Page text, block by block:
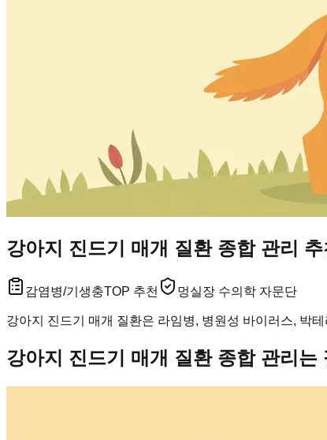
강아지 진드기 매개 질환 종합 관리
감염병/기생충TOP 추천 멍실장 수의학 자문단
강아지 진드기 매개 질환은 라임병, 병원성 바이러스, 박
강아지 진드기 매개 질환 종합 관리는